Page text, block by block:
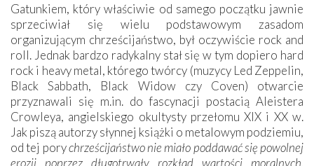
Gatunkiem, który właściwie od samego początku jawnie
sprzeciwiał się wielu podstawowym zasadom
organizującym chrześcijaństwo, był oczywiście rock and
roll. Jednak bardzo radykalny stał się w tym dopiero hard
rock i heavy metal, którego twórcy (muzycy Led Zeppelin,
Black Sabbath, Black Widow czy Coven) otwarcie
przyznawali się m.in. do fascynacji postacią Aleistera
Crowleya, angielskiego okultysty przełomu XIX i XX w.
Jak piszą autorzy słynnej książki o metalowym podziemiu,
od tej porychrześcijaństwo nie miało poddawać się powolnej
erozji poprzez długotrwały rozkład wartości moralnych,